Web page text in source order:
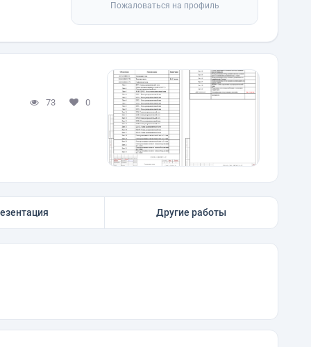
Пожаловаться на профиль
73 0
Другие работы